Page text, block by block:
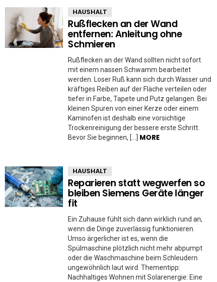
HAUSHALT
Rußflecken an der Wand
entfernen: Anleitung ohne
Schmieren
Rußflecken an der Wand sollten nicht sofort
mit einem nassen Schwamm bearbeitet
werden. Loser Ruß kann sich durch Wasser und
kräftiges Reiben auf der Fläche verteilen oder
tiefer in Farbe, Tapete und Putz gelangen. Bei
kleinen Spuren von einer Kerze oder einem
Kaminofen ist deshalb eine vorsichtige
Trockenreinigung der bessere erste Schritt.
Bevor Sie beginnen, […] MORE
HAUSHALT
Reparieren statt wegwerfen so
bleiben Siemens Geräte länger
fit
Ein Zuhause fühlt sich dann wirklich rund an,
wenn die Dinge zuverlässig funktionieren.
Umso ärgerlicher ist es, wenn die
Spülmaschine plötzlich nicht mehr abpumpt
oder die Waschmaschine beim Schleudern
ungewöhnlich laut wird. Thementipp:
Nachhaltiges Wohnen mit Solarenergie: Eine